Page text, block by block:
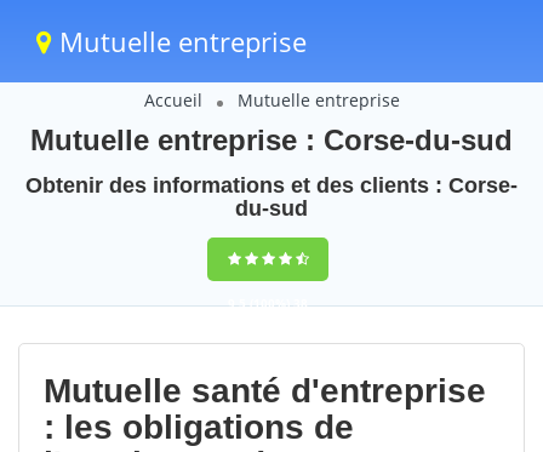
Mutuelle entreprise
Accueil Mutuelle entreprise
Mutuelle entreprise : Corse-du-sud
Obtenir des informations et des clients : Corse-
du-sud
9,5(100%)38
votes
Mutuelle santé d'entreprise
: les obligations de